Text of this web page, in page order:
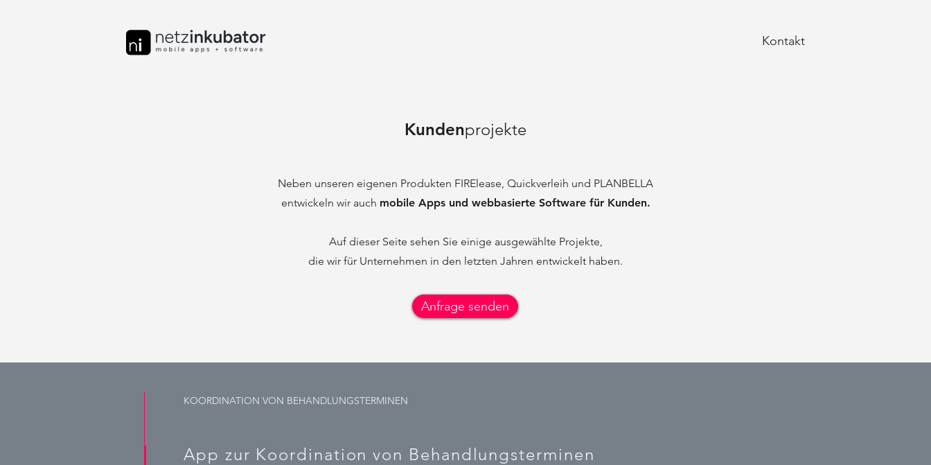
Kontakt
Kundenprojekte
Neben unseren eigenen Produkten FIRElease, Quickverleih und PLANBELLA
entwickeln wir auch mobile Apps und webbasierte Software für Kunden.
Auf dieser Seite sehen Sie einige ausgewählte Projekte,
die wir für Unternehmen in den letzten Jahren entwickelt haben.
Anfrage senden
KOORDINATION VON BEHANDLUNGSTERMINEN
App zur Koordination von Behandlungsterminen